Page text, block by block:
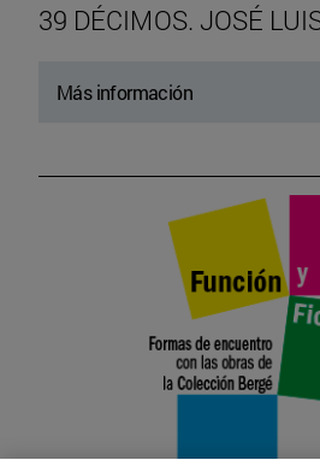
39 DÉCIMOS. JOSÉ
Más información